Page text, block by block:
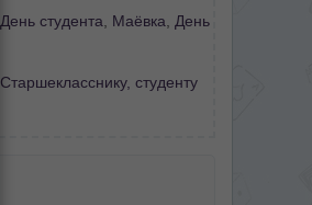
День студента Маёвка
День
Старшекласснику, студенту